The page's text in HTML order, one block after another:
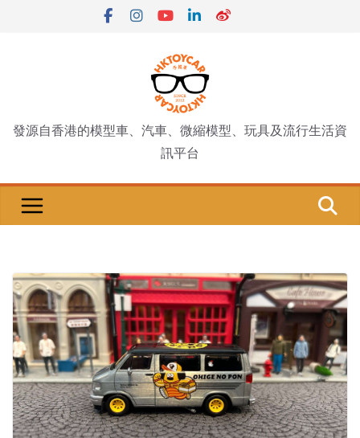
發源自香港的模型車、汽車、微縮模型、玩具及流行生活資
訊平台